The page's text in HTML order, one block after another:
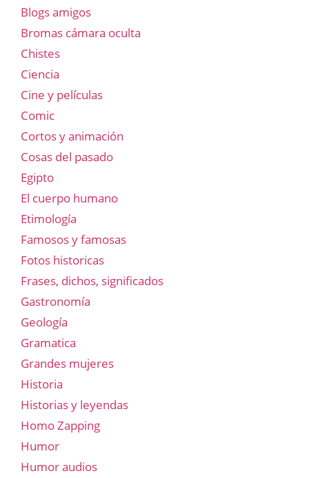
Blogs amigos
Bromas cámara oculta
Chistes
Ciencia
Cine y películas
Comic
Cortos y animación
Cosas del pasado
Egipto
El cuerpo humano
Etimología
Famosos y famosas
Fotos historicas
Frases, dichos, significados
Gastronomía
Geología
Gramatica
Grandes mujeres
Historia
Historias y leyendas
Homo Zapping
Humor
Humor audios